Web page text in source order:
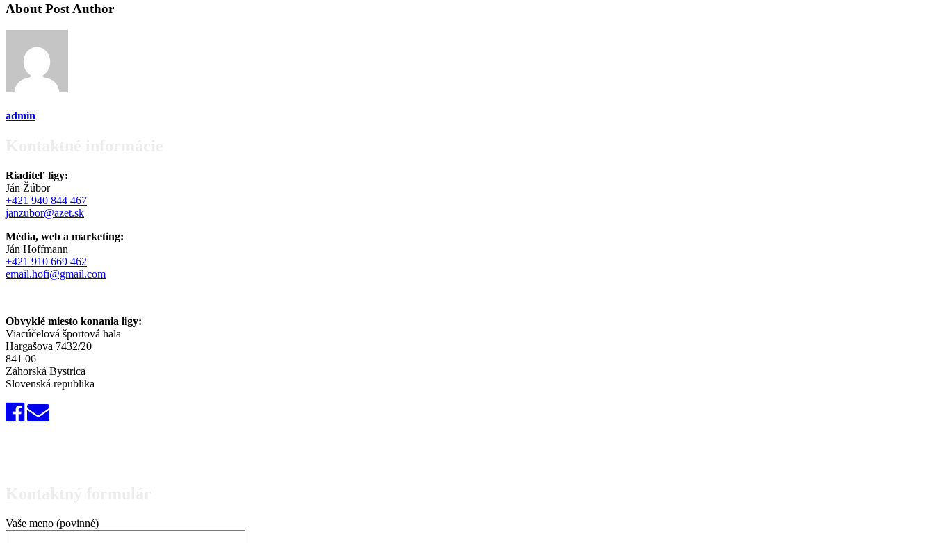
About Post Author
admin
Riaditeľ ligy:
Ján Žúbor
+421 940 844 467
janzubor@azet.sk
Média, web a marketing:
Ján Hoffmann
+421 910 669 462
email.hofi@gmail.com
Obvyklé miesto konania ligy:
Viacúčelová športová hala
Hargašova 7432/20
841 06
Záhorská Bystrica
Slovenská republika
Vaše meno (povinné)